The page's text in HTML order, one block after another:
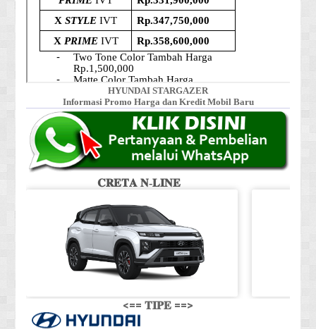
HYUNDAI STARGAZER
Informasi Promo Harga dan Kredit Mobil Baru
𝐂𝐑𝐄𝐓𝐀 𝐍-𝐋𝐈𝐍𝐄
<== 𝐓𝐈𝐏𝐄 ==>